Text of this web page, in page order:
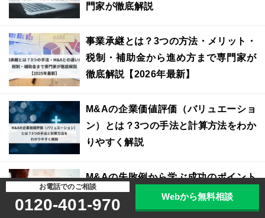
門家が徹底解説
事業承継とは？3つの方法・メリット・
税制・補助金から進め方まで専門家が
徹底解説【2026年最新】
M&Aの企業価値評価（バリュエーショ
ン）とは？3つの手法と計算方法をわか
りやすく解説
M&Aの失敗例から学ぶ成功のポイント
｜原因・リスクと対策を最新動向に基
づき解説
お電話でのご相談
0120-401-970 Webから無料相談